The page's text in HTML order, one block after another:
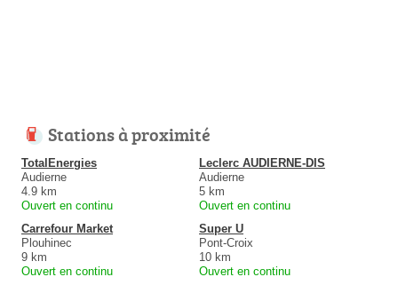
Stations à proximité
TotalEnergies
Audierne
4.9 km
Ouvert en continu
Leclerc AUDIERNE-DIS
Audierne
5 km
Ouvert en continu
Carrefour Market
Plouhinec
9 km
Ouvert en continu
Super U
Pont-Croix
10 km
Ouvert en continu